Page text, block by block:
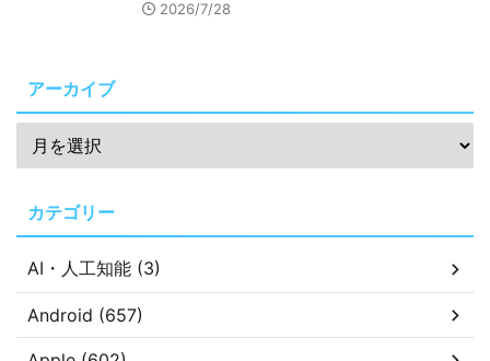
2026/7/28
アーカイブ
カテゴリー
AI・人工知能 (3)
Android (657)